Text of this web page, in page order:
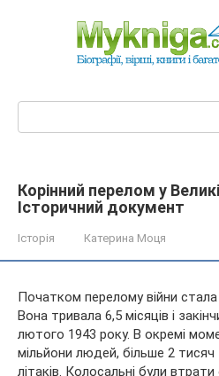
Корінний перелом у
Історичний документ
Історія Катерина Моця
Початком перелому війни
Вона тривала 6,5 місяців і
лютого 1943 року. В окремі
мільйони людей, більше 2 тисяч
літаків. Колосальні були